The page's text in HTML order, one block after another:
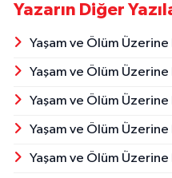
Yazarın Diğer
Yaşam ve Ölüm Üzerine
Yaşam ve Ölüm Üzerine
Yaşam ve Ölüm Üzerine
Yaşam ve Ölüm Üzerine
Yaşam ve Ölüm Üzerine